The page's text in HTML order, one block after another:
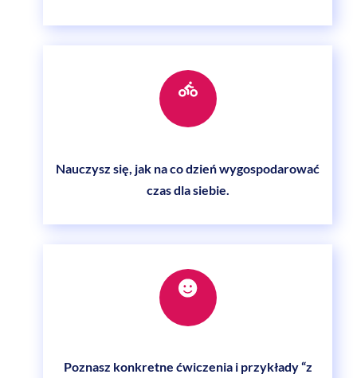
Icon
label
Nauczysz się, jak na co dzień wygospodarować
czas dla siebie.
Icon
label
Poznasz konkretne ćwiczenia i przykłady “z